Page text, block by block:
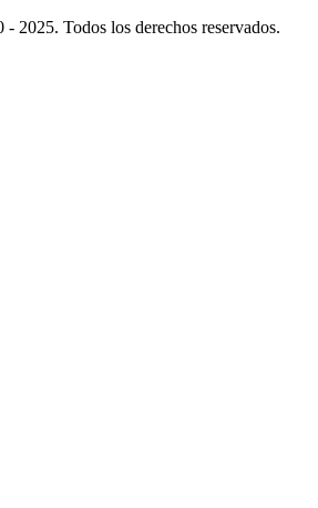
2025. Todos los derechos reservados.